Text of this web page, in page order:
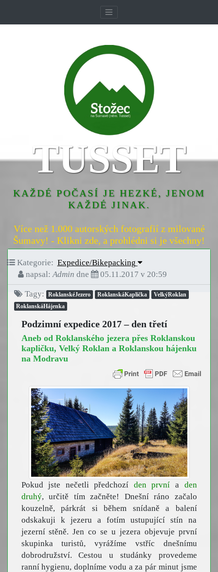
TUSSET
KAŽDÉ POČASÍ JE HEZKÉ, JENOM
KAŽDÉ JINAK.
Více než 1.000 autorských fotografií z milované
Šumavy! - Klikni zde, a prohlédni si je všechny!
Kategorie: Expedice/Bikepacking
napsal:Admin dne 05.11.2017 v 20:59
Tagy: RoklanskéJezero RoklanskáKaplička
VelkýRoklan
RoklanskáHájenka
Podzimní expedice 2017 – den třetí
Aneb od Roklanského jezera přes Roklanskou
kapličku, Velký Roklan a Roklanskou hájenku
na Modravu
Pokud jste nečetli předchozí den první a den
druhý, určitě tím začněte! Dnešní ráno začalo
kouzelně, párkrát si během snídaně a balení
odskakuji k jezeru a fotím ustupující stín na
jezerní stěně. Jen co se u jezera objevuje první
skupinka turistů, vyrážíme vstříc dnešnímu
dobrodružství. Cestou u studánky provedeme
ranní hygienu, doplníme vodu a za pár minut jsme